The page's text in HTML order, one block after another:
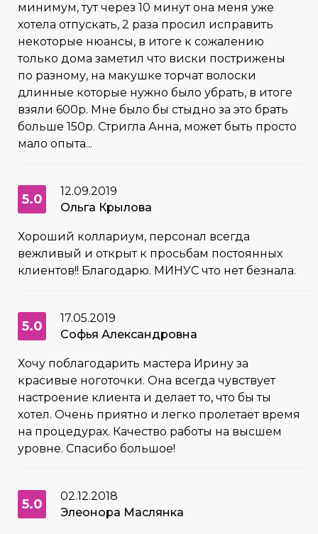
минимум, тут через 10 минут она меня уже
хотела отпускать, 2 раза просил исправить
некоторые нюансы, в итоге к сожалению
только дома заметил что виски пострижены
по разному, на макушке торчат волоски
длинные которые нужно было убрать, в итоге
взяли 600р. Мне было бы стыдно за это брать
больше 150р. Стригла Анна, может быть просто
мало опыта...
5.0
12.09.2019
Ольга Крылова
Хороший коллариум, персонал всегда
вежливый и открыт к просьбам постоянных
клиентов!! Благодарю. МИНУС что нет безнала.
5.0
17.05.2019
Софья Александровна
Хочу поблагодарить мастера Ирину за
красивые ноготочки. Она всегда чувствует
настроение клиента и делает то, что бы ты
хотел. Очень приятно и легко пролетает время
на процедурах. Качество работы на высшем
уровне. Спасибо большое!
5.0
02.12.2018
Элеонора Маслянка